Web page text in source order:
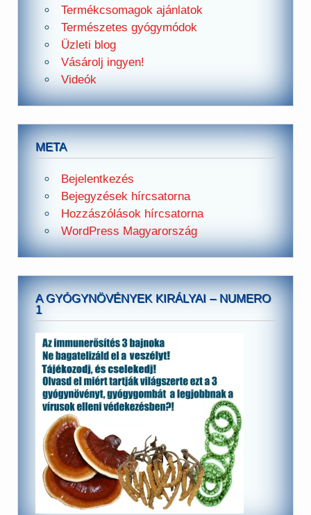
Termékcsomagok ajánlatok
Természetes gyógymódok
Üzleti blog
Vásárolj ingyen!
Videók
META
Bejelentkezés
Bejegyzések hírcsatorna
Hozzászólások hírcsatorna
WordPress Magyarország
A GYÓGYNÖVÉNYEK KIRÁLYAI – NUMERO
1